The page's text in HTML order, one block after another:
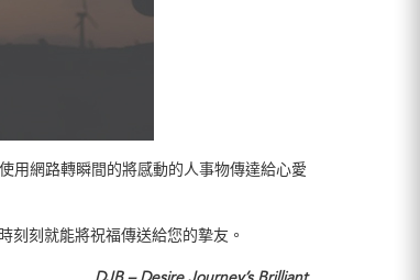
用網路轉瞬間的將感動的人事物傳達給心愛
刻刻就能將祝福傳送給您的摯友。